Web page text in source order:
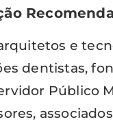
e
dentistas,
Público